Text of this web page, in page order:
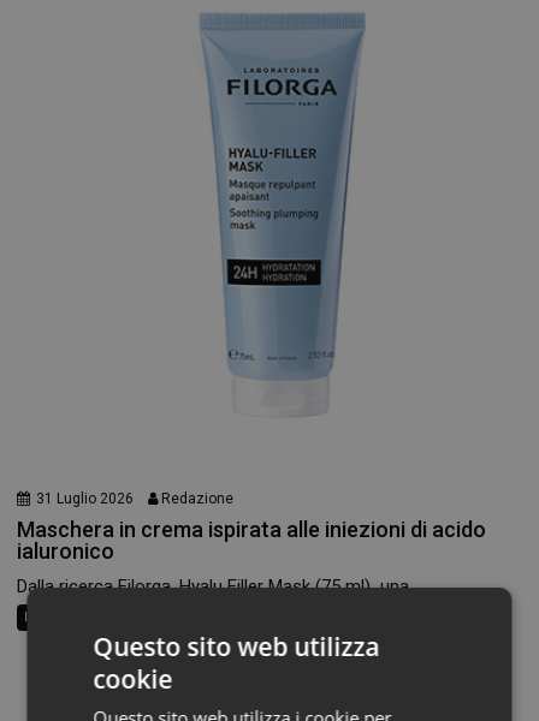
31 Luglio 2026 Redazione
Maschera in crema ispirata alle iniezioni di acido
ialuronico
Dalla ricerca Filorga, Hyalu Filler Mask (75 ml) una...
In Vetrina
Questo sito web utilizza
cookie